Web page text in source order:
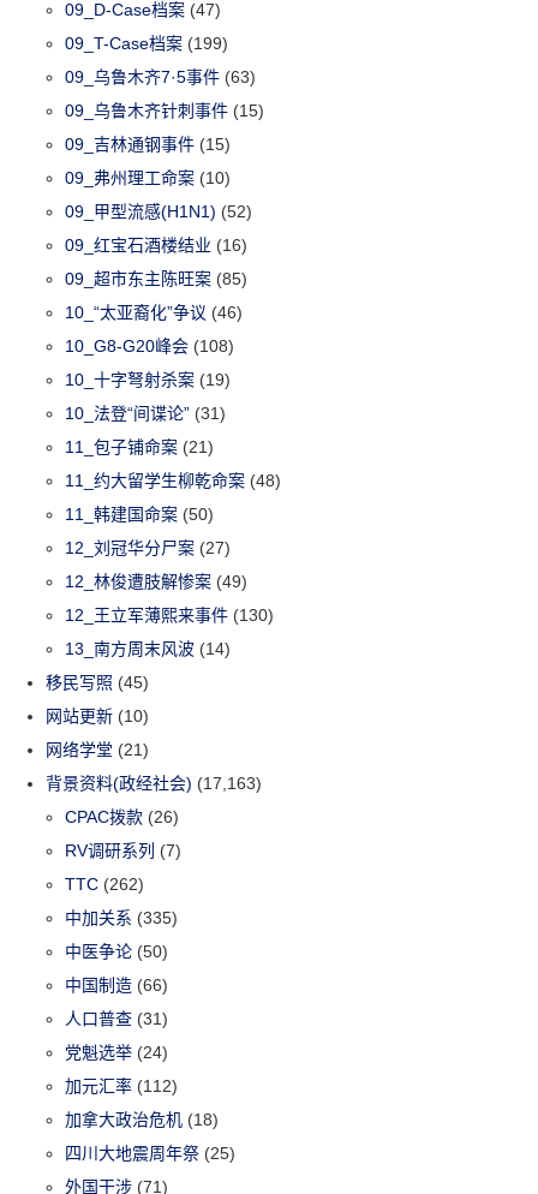
09_D-Case档案 (47)
09_T-Case档案 (199)
09_乌鲁木齐7·5事件 (63)
09_乌鲁木齐针刺事件 (15)
09_吉林通钢事件 (15)
09_弗州理工命案 (10)
09_甲型流感(H1N1) (52)
09_红宝石酒楼结业 (16)
09_超市东主陈旺案 (85)
10_“太亚裔化”争议 (46)
10_G8-G20峰会 (108)
10_十字弩射杀案 (19)
10_法登“间谍论” (31)
11_包子铺命案 (21)
11_约大留学生柳乾命案 (48)
11_韩建国命案 (50)
12_刘冠华分尸案 (27)
12_林俊遭肢解惨案 (49)
12_王立军薄熙来事件 (130)
13_南方周末风波 (14)
移民写照 (45)
网站更新 (10)
网络学堂 (21)
背景资料(政经社会) (17,163)
CPAC拨款 (26)
RV调研系列 (7)
TTC (262)
中加关系 (335)
中医争论 (50)
中国制造 (66)
人口普查 (31)
党魁选举 (24)
加元汇率 (112)
加拿大政治危机 (18)
四川大地震周年祭 (25)
外国干涉 (71)